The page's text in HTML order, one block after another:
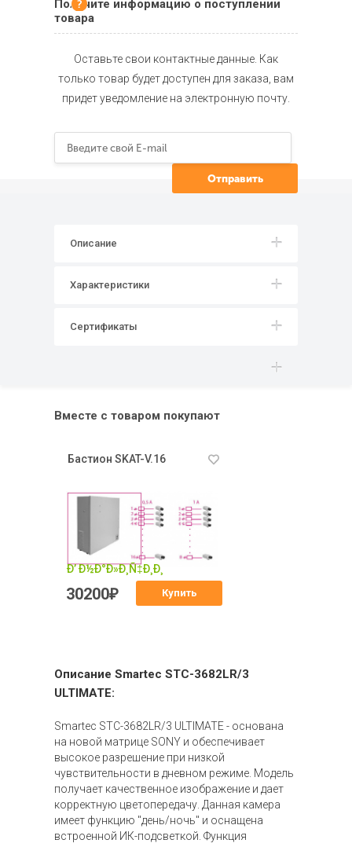
Получите информацию о поступлении
товара
Оставьте свои контактные данные. Как
только товар будет доступен для заказа, вам
придет уведомление на электронную почту.
Описание
Характеристики
Сертификаты
Вместе с товаром покупают
Бастион SKAT-V.16
30200₽ Купить
Описание Smartec STC-3682LR/3
ULTIMATE:
Smartec STC-3682LR/3 ULTIMATE - основана
на новой матрице SONY и обеспечивает
высокое разрешение при низкой
чувствительности в дневном режиме. Модель
получает качественное изображение и дает
корректную цветопередачу. Данная камера
имеет функцию "день/ночь" и оснащена
встроенной ИК-подсветкой. Функция